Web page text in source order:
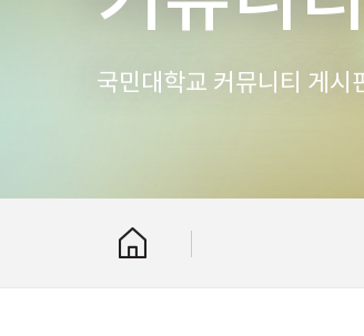
국민대학교 커뮤니티 게시